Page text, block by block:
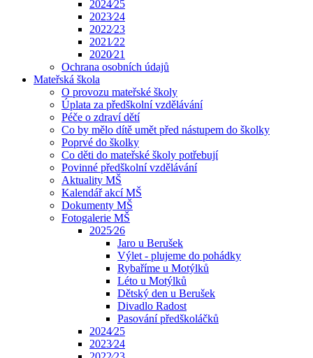
2024⁄25
2023⁄24
2022⁄23
2021⁄22
2020⁄21
Ochrana osobních údajů
Mateřská škola
O provozu mateřské školy
Úplata za předškolní vzdělávání
Péče o zdraví dětí
Co by mělo dítě umět před nástupem do školky
Poprvé do školky
Co děti do mateřské školy potřebují
Povinné předškolní vzdělávání
Aktuality MŠ
Kalendář akcí MŠ
Dokumenty MŠ
Fotogalerie MŠ
2025⁄26
Jaro u Berušek
Výlet - plujeme do pohádky
Rybaříme u Motýlků
Léto u Motýlků
Dětský den u Berušek
Divadlo Radost
Pasování předškoláčků
2024⁄25
2023⁄24